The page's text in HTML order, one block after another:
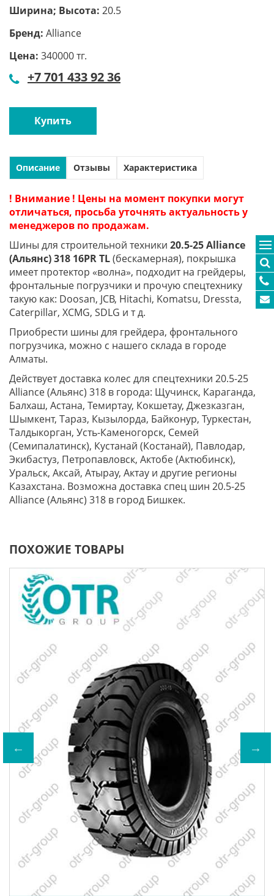
Ширина; Высота: 20.5
Бренд: Аlliance
Цена: 340000 тг.
+7 701 433 92 36
Купить
Описание Отзывы Характеристика
! Внимание ! Цены на момент покупки могут
отличаться, просьба уточнять актуальность у
менеджеров по продажам.
Шины для строительной техники 20.5-25 Alliance
(Альянс) 318 16PR TL(бескамерная), покрышка
имеет протектор «волна», подходит на грейдеры,
фронтальные погрузчики и прочую спецтехнику
такую как: Doosan, JCB, Hitachi, Komatsu, Dressta,
Caterpillar, XCMG, SDLG и т д.
Приобрести шины для грейдера, фронтального
погрузчика, можно с нашего склада в городе
Алматы.
Действует доставка колес для спецтехники 20.5-25
Alliance (Альянс) 318 в города: Щучинск, Караганда,
Балхаш, Астана, Темиртау, Кокшетау, Джезказган,
Шымкент, Тараз, Кызылорда, Байконур, Туркестан,
Талдыкорган, Усть-Каменогорск, Семей
(Семипалатинск), Кустанай (Костанай), Павлодар,
Экибастуз, Петропавловск, Актобе (Актюбинск),
Уральск, Аксай, Атырау, Актау и другие регионы
Казахстана. Возможна доставка спец шин 20.5-25
Alliance (Альянс) 318 в город Бишкек.
ПОХОЖИЕ ТОВАРЫ